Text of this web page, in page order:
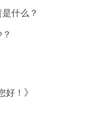
什么？
好！ 》